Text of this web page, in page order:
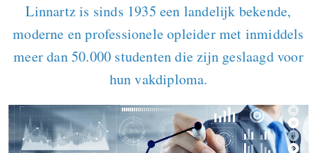
Linnartz is sinds 1935 een landelijk bekende,
moderne en professionele opleider met inmiddels
meer dan 50.000 studenten die zijn geslaagd voor
hun vakdiploma.